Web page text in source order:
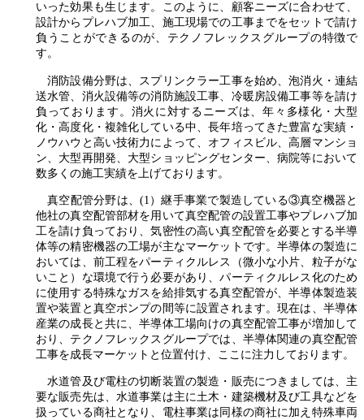
いった効果も生じます。このように、顧客ニーズに合わせて、
設計からプレハブ加工、施工現場での工事までをセットで請け
負うことができるのが、テクノフレックスグループの特徴で
す。
消防設備分野は、スプリンクラー工事を始め、泡消火・連結
送水管、消火設備等の消防施設工事、冷暖房設備工事等を請け
負っております。消火に対するニーズは、年々多様化・大型
化・高度化・複雑化している中、長年培ってきた豊富な実績・
ノウハウと高い技術力によって、オフィスビル、高層マンショ
ン、大型再開発、大型ショッピングセンター、病院等において
数多くの施工実績を上げております。
真空配管分野は、(1）継手事業で製造している③真空機器と
他社の真空配管部材を用いて真空配管の設置工事やプレハブ加
工を請け負っており、気密性の高い真空配管を必要とする半導
体等の精密機器の工場が主なマーケットです。半導体の製造に
おいては、前工程をパーティクルレス（微小な小片、粒子がな
いこと）な環境で行う必要があり、パーティクルレス化のため
に使用する特殊なガスを給排気する真空配管が、半導体製造装
置や装置と真空ポンプの間等に設置されます。現在は、半導体
産業の成長と共に、半導体工場向けの真空配管工事が増加して
おり、テクノフレックスグループでは、半導体関連の真空配管
工事を成長マーケットと位置付け、ここに注力しております。
水道管及び電柱の切断装置の製造・販売につきましては、主
要な販売先は、水道事業は主に土木・建築機材及び工具などを
扱っている商社となり、電柱事業は同様の商社に加え特殊車両